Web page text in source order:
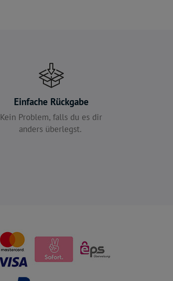
Einfache Rückgabe
Kein Problem, falls du es dir
anders überlegst.